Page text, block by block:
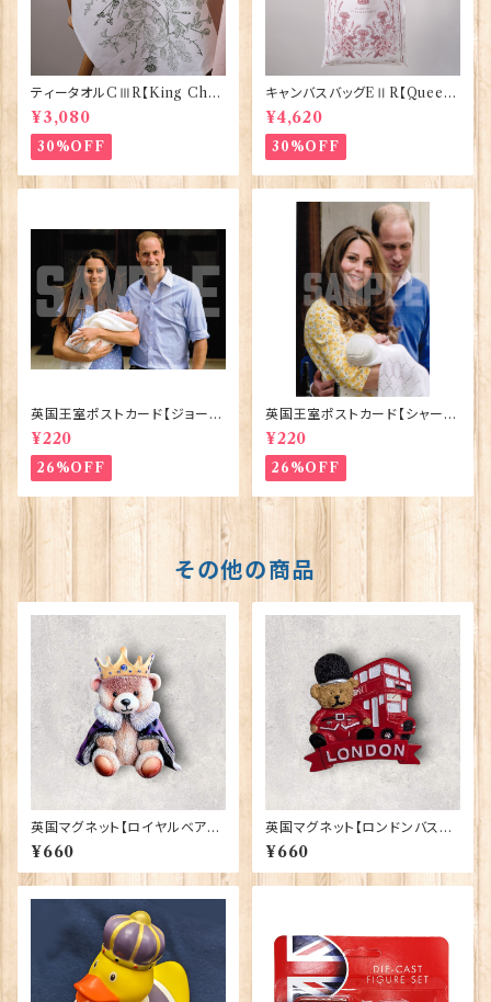
ティータオルCⅢR【King Char
lesⅢ Coronation】Victoria
Eggs 50129
¥3,080
30%OFF
キャンバスバッグEⅡR【Queen
ElizabethⅡ Commemorativ
e】Victoria Eggs 90332
¥4,620
30%OFF
英国王室ポストカード【ジョージ
王子ご誕生】Pageantry Post
card 90183-JEF100
¥220
26%OFF
英国王室ポストカード【シャーロ
ット王女2】Pageantry Postca
rd 90183-JEF202
¥220
26%OFF
その他の商品
英国マグネット【ロイヤルベア】E
lgate Products 90030（799
13）
¥660
英国マグネット【ロンドンバスベ
ア】A&S Gifts 90030
¥660